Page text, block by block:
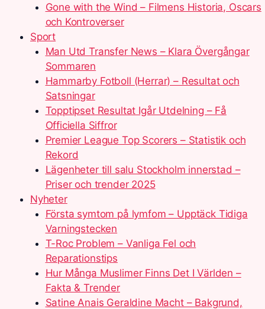
Gone with the Wind – Filmens Historia, Oscars
och Kontroverser
Sport
Man Utd Transfer News – Klara Övergångar
Sommaren
Hammarby Fotboll (Herrar) – Resultat och
Satsningar
Topptipset Resultat Igår Utdelning – Få
Officiella Siffror
Premier League Top Scorers – Statistik och
Rekord
Lägenheter till salu Stockholm innerstad –
Priser och trender 2025
Nyheter
Första symtom på lymfom – Upptäck Tidiga
Varningstecken
T-Roc Problem – Vanliga Fel och
Reparationstips
Hur Många Muslimer Finns Det I Världen –
Fakta & Trender
Satine Anais Geraldine Macht – Bakgrund,